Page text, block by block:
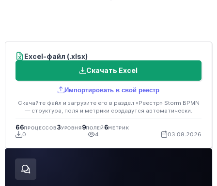
Excel-файл (.xlsx)
Скачать Excel
Импортировать в свой реестр
Скачайте файл и загрузите его в раздел «Реестр» Storm BPMN
— структура, поля и метрики создадутся автоматически.
66ПРОЦЕССОВ3УРОВНЯ9ПОЛЕЙ6МЕТРИК
0 4 03.08.2026